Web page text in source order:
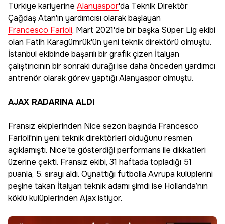
Türkiye kariyerine Alanyaspor'da Teknik Direktör
Çağdaş Atan'ın yardımcısı olarak başlayan
Francesco Farioli, Mart 2021'de bir başka Süper Lig ekibi
olan Fatih Karagümrük'ün yeni teknik direktörü olmuştu.
İstanbul ekibinde başarılı bir grafik çizen İtalyan
çalıştırıcının bir sonraki durağı ise daha önceden yardımcı
antrenör olarak görev yaptığı Alanyaspor olmuştu.
AJAX RADARINA ALDI
Fransız ekiplerinden Nice sezon başında Francesco
Farioli'nin yeni teknik direktörleri olduğunu resmen
açıklamıştı. Nice’te gösterdiği performans ile dikkatleri
üzerine çekti. Fransız ekibi, 31 haftada topladığı 51
puanla, 5. sırayı aldı. Oynattığı futbolla Avrupa kulüplerini
peşine takan İtalyan teknik adamı şimdi ise Hollanda’nın
köklü kulüplerinden Ajax istiyor.